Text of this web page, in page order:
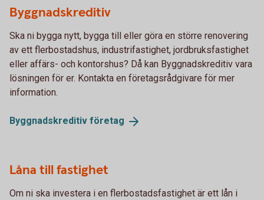
Byggnadskreditiv
Ska ni bygga nytt, bygga till eller göra en större renovering
av ett flerbostadshus, industrifastighet, jordbruksfastighet
eller affärs- och kontorshus? Då kan Byggnadskreditiv vara
lösningen för er. Kontakta en företagsrådgivare för mer
information.
Byggnadskreditiv företag
Låna till fastighet
Om ni ska investera i en flerbostadsfastighet är ett lån i